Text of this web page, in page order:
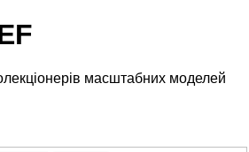
масштабних моделей